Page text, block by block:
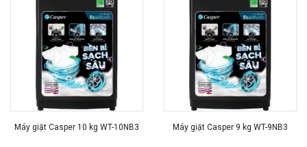
Máy giặt Casper 10 kg WT-10NB3 Máy giặt Casper 9 kg WT-9NB3